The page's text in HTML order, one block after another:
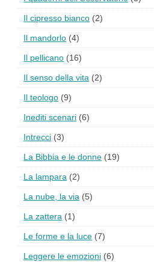
Il cipresso bianco (2)
Il mandorlo (4)
Il pellicano (16)
Il senso della vita (2)
Il teologo (9)
Inediti scenari (6)
Intrecci (3)
La Bibbia e le donne (19)
La lampara (2)
La nube, la via (5)
La zattera (1)
Le forme e la luce (7)
Leggere le emozioni (6)